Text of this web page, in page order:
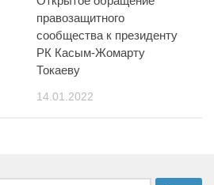
правозащитного
сообщества к президенту
РК Касым-Жомарту
Токаеву
14.01.2022